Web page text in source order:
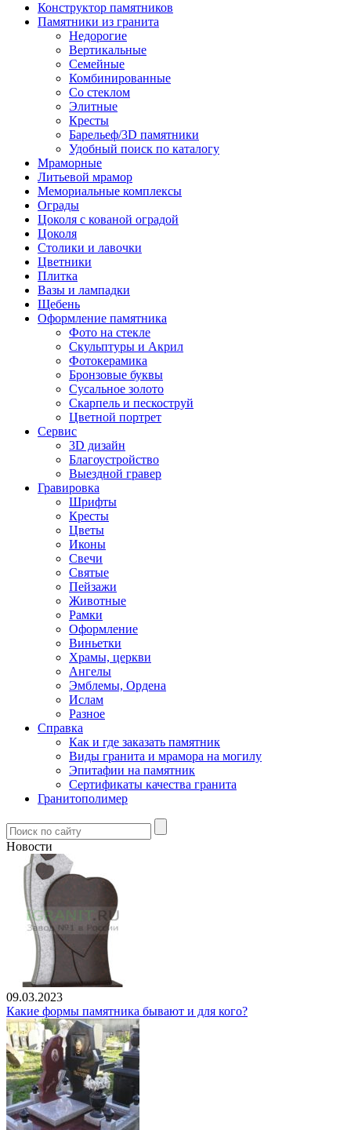
Конструктор памятников
Памятники из гранита
Недорогие
Вертикальные
Семейные
Комбинированные
Со стеклом
Элитные
Кресты
Барельеф/3D памятники
Удобный поиск по каталогу
Мраморные
Литьевой мрамор
Мемориальные комплексы
Ограды
Цоколя с кованой оградой
Цоколя
Столики и лавочки
Цветники
Плитка
Вазы и лампадки
Щебень
Оформление памятника
Фото на стекле
Скульптуры и Акрил
Фотокерамика
Бронзовые буквы
Сусальное золото
Скарпель и пескоструй
Цветной портрет
Сервис
3D дизайн
Благоустройство
Выездной гравер
Гравировка
Шрифты
Кресты
Цветы
Иконы
Свечи
Святые
Пейзажи
Животные
Рамки
Оформление
Виньетки
Храмы, церкви
Ангелы
Эмблемы, Ордена
Ислам
Разное
Справка
Как и где заказать памятник
Виды гранита и мрамора на могилу
Эпитафии на памятник
Сертификаты качества гранита
Гранитополимер
Новости
09.03.2023
Какие формы памятника бывают и для кого?